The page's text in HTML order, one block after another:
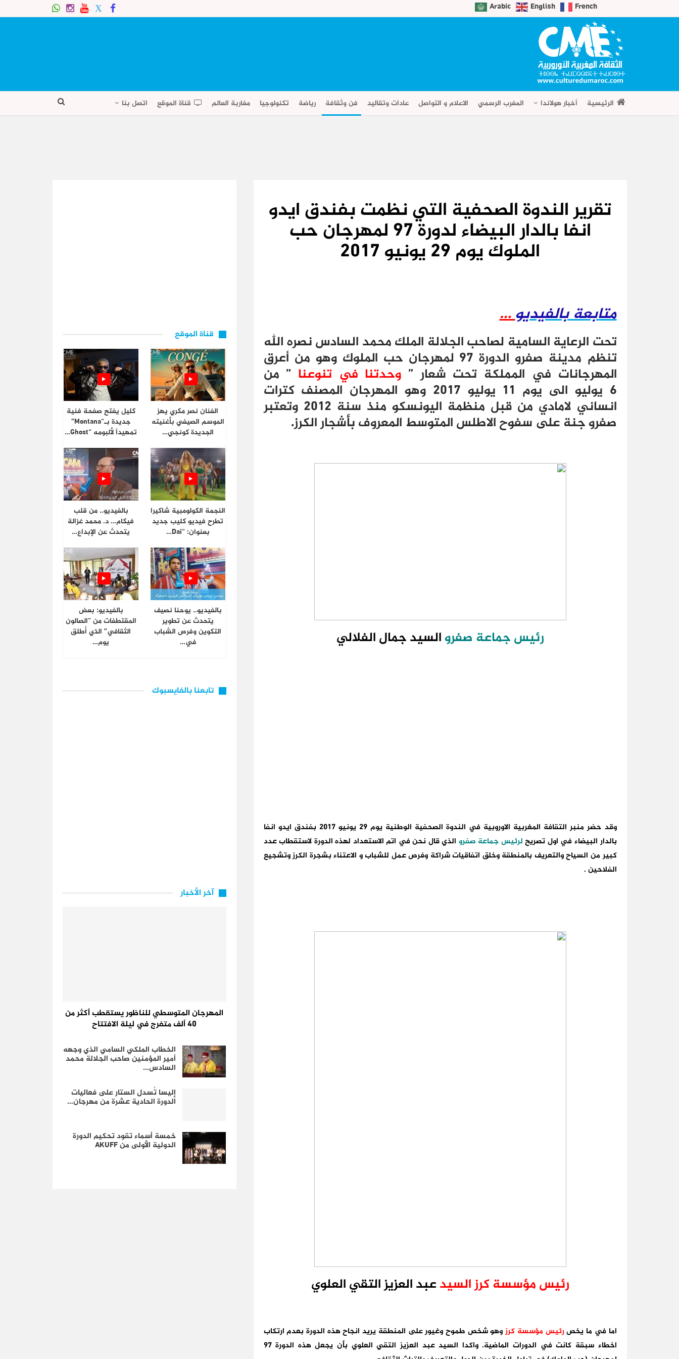
Arabic English French
الرئيسية أخبار هولاندا المغرب الرسمي الاعلام و التواصل عادات وتقاليد فن وثقافة رياضة تكنولوجيا مغاربة العالم قناة الموقع اتصل بنا
تقرير الندوة الصحفية التي نظمت بفندق ايدو
انفا بالدار البيضاء لدورة 97 لمهرجان حب
الملوك يوم 29 يونيو 2017
متابعة بالفيديو…
تحت الرعاية السامية لصاحب الجلالة الملك محمد السادس نصره الله
تنظم مدينة صفرو الدورة 97 لمهرجان حب الملوك وهو من أعرق
المهرجانات في المملكة تحت شعار ” وحدتنا في تنوعنا ” من
6 يوليو الى يوم 11 يوليو 2017 وهو المهرجان المصنف كترات
انساني لامادي من قبل منظمة اليونسكو منذ سنة 2012 وتعتبر
صفرو جنة على سفوح الاطلس المتوسط المعروف بأشجار الكرز.
رئيس جماعة صفروالسيد جمال الفلالي
وقد حضر منبر التقافة المغربية الاوروبية
في الندوة الصحفية الوطنية يوم 29 يونيو 2017 بفندق ايدو انفا
بالدار البيضاء في اول تصريح لرئيس جماعة صفرو الذي قال نحن في اتم الاستعداد لهذه الدورة لاستقطاب عدد
كبير من السياح والتعريف بالمنطقة وخلق اتفاقيات شراكة وفرص عمل للشباب و الاعتناء بشجرة الكرز وتشجيع
الفلاحين .
رئيس مؤسسة كرز السيدعبد العزيز التقي العلوي
اما في ما يخصرئيس مؤسسة كرز وهو شخص طموح وغيور على المنطقة يريد انجاح هذه الدورة بعدم ارتكاب
اخطاء سبقة كانت في الدورات الماضية. واكدا السيد عبد العزيز التقي العلوي بأن يجعل هذه الدورة 97
قناة الموقع
الفنان نصر مكري يهز
الموسم الصيفي بأغنيته
الجديدة كونجي…
كليل يفتح صفحة فنية
جديدة بـ“Montana”
تمهيداً لألبومه “Ghost…
النجمة الكولومبية شاكيرا
تطرح فيديو كليب جديد
بعنوان: “Dai…
بالفيديو.. من قلب
فيكام… د. محمد غزالة
يتحدث عن الإبداع…
بالفيديو.. يوحنا نصيف
يتحدث عن تطوير
التكوين وفرص الشباب
في…
بالفيديو: بعض
المقتطفات من “الصالون
الثقافي” الذي أُطلق
يوم…
تابعنا بالفايسبوك
آخر الأخبار
المهرجان المتوسطي للناظور يستقطب أكثر من
40 ألف متفرج في ليلة الافتتاح
الخطاب الملكي السامي الذي وجهه
أمير المؤمنين صاحب الجلالة محمد
السادس…
إليسا تُسدل الستار على فعاليات
الدورة الحادية عشرة من مهرجان…
خمسة أسماء تقود تحكيم الدورة
الدولية الأولى من AKUFF